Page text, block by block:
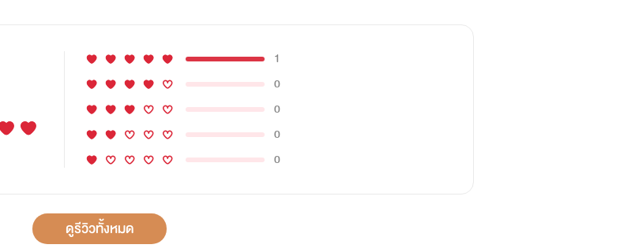
1
0
0
0
0
ดูรีวิวทั้งหมด